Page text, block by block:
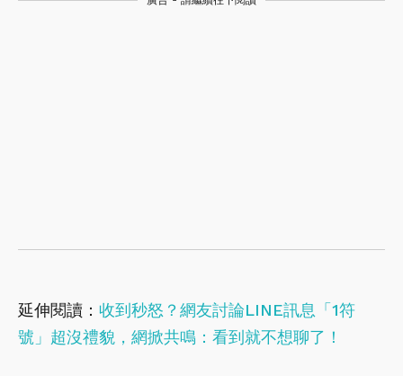
延伸閱讀： 收到秒怒？網友討論LINE訊息「1符
號」超沒禮貌，網掀共鳴：看到就不想聊了！